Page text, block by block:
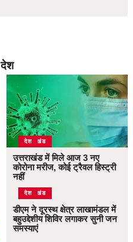
देश
उत्तराखंड
देश
उत्तराखंड में मिले आज 3 नए
कोरोना मरीज, कोई ट्रैवल हिस्ट्री
नहीं
उत्तराखंड
देश
डीएम ने दूरस्थ क्षेत्र लाखामंडल में
बहुउद्देशीय शिविर लगाकर सुनी जन
समस्याएं